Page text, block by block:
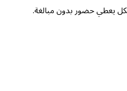
يعطي حضور بدون مبالغة.